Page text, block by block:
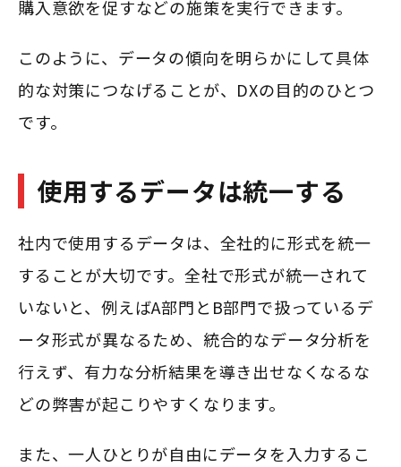
購入意欲を促すなどの施策を実行できます。
このように、データの傾向を明らかにして具体
的な対策につなげることが、DXの目的のひとつ
です。
使用するデータは統一する
社内で使用するデータは、全社的に形式を統一
することが大切です。全社で形式が統一されて
いないと、例えばA部門とB部門で扱っているデ
ータ形式が異なるため、統合的なデータ分析を
行えず、有力な分析結果を導き出せなくなるな
どの弊害が起こりやすくなります。
また、一人ひとりが自由にデータを入力するこ